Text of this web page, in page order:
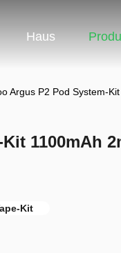
Haus
Argus P2 Pod System-
1100mAh
Kit